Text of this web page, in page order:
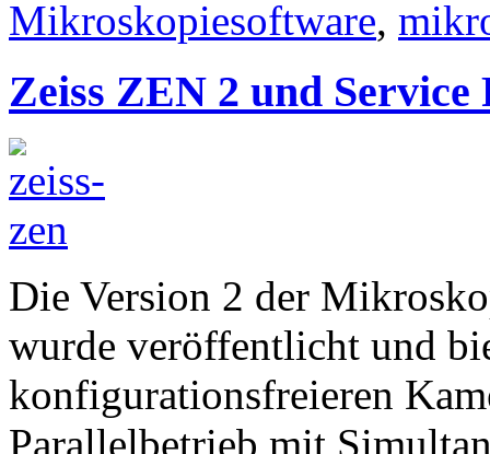
Mikroskopiesoftware,
Zeiss ZEN 2 und Service
Die Version 2 der
wurde veröffentlicht und
konfigurationsfreieren
Parallelbetrieb mit